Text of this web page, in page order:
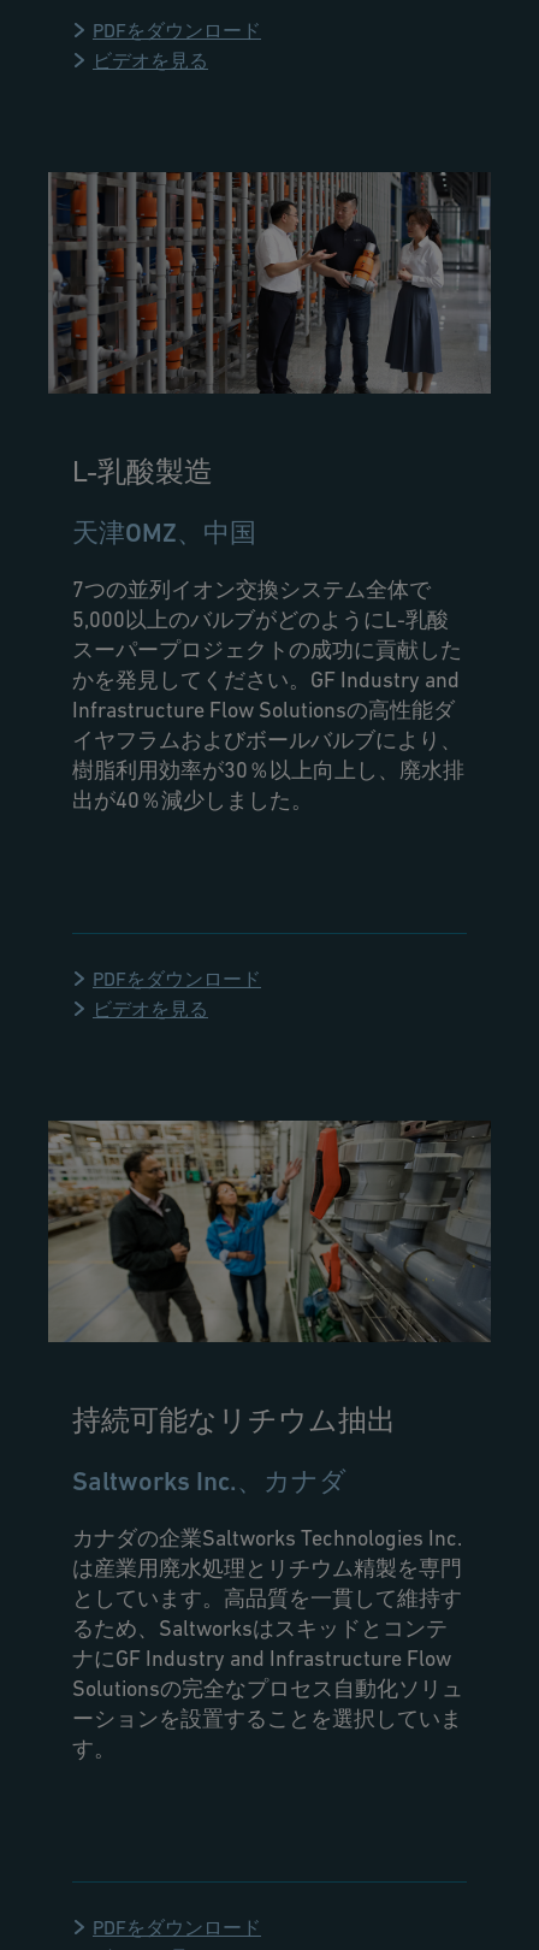
PDFをダウンロード
ビデオを見る
L-乳酸製造
天津OMZ、中国
7つの並列イオン交換システム全体で
5,000以上のバルブがどのようにL-乳酸
スーパープロジェクトの成功に貢献した
かを発見してください。GF Industry and
Infrastructure Flow Solutionsの高性能ダ
イヤフラムおよびボールバルブにより、
樹脂利用効率が30％以上向上し、廃水排
出が40％減少しました。
PDFをダウンロード
ビデオを見る
持続可能なリチウム抽出
Saltworks Inc.、カナダ
カナダの企業Saltworks Technologies Inc.
は産業用廃水処理とリチウム精製を専門
としています。高品質を一貫して維持す
るため、Saltworksはスキッドとコンテ
ナにGF Industry and Infrastructure Flow
Solutionsの完全なプロセス自動化ソリュ
ーションを設置することを選択していま
す。
PDFをダウンロード